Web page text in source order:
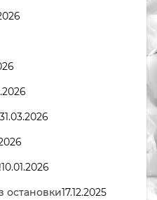
31.03.2026
10.01.2026
17.12.2025